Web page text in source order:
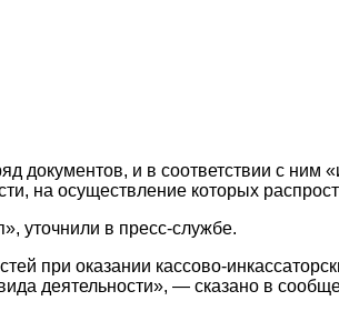
документов, и в соответствии с
на осуществление которых
уточнили в пресс-службе.
при оказании кассово-
деятельности», — сказано в